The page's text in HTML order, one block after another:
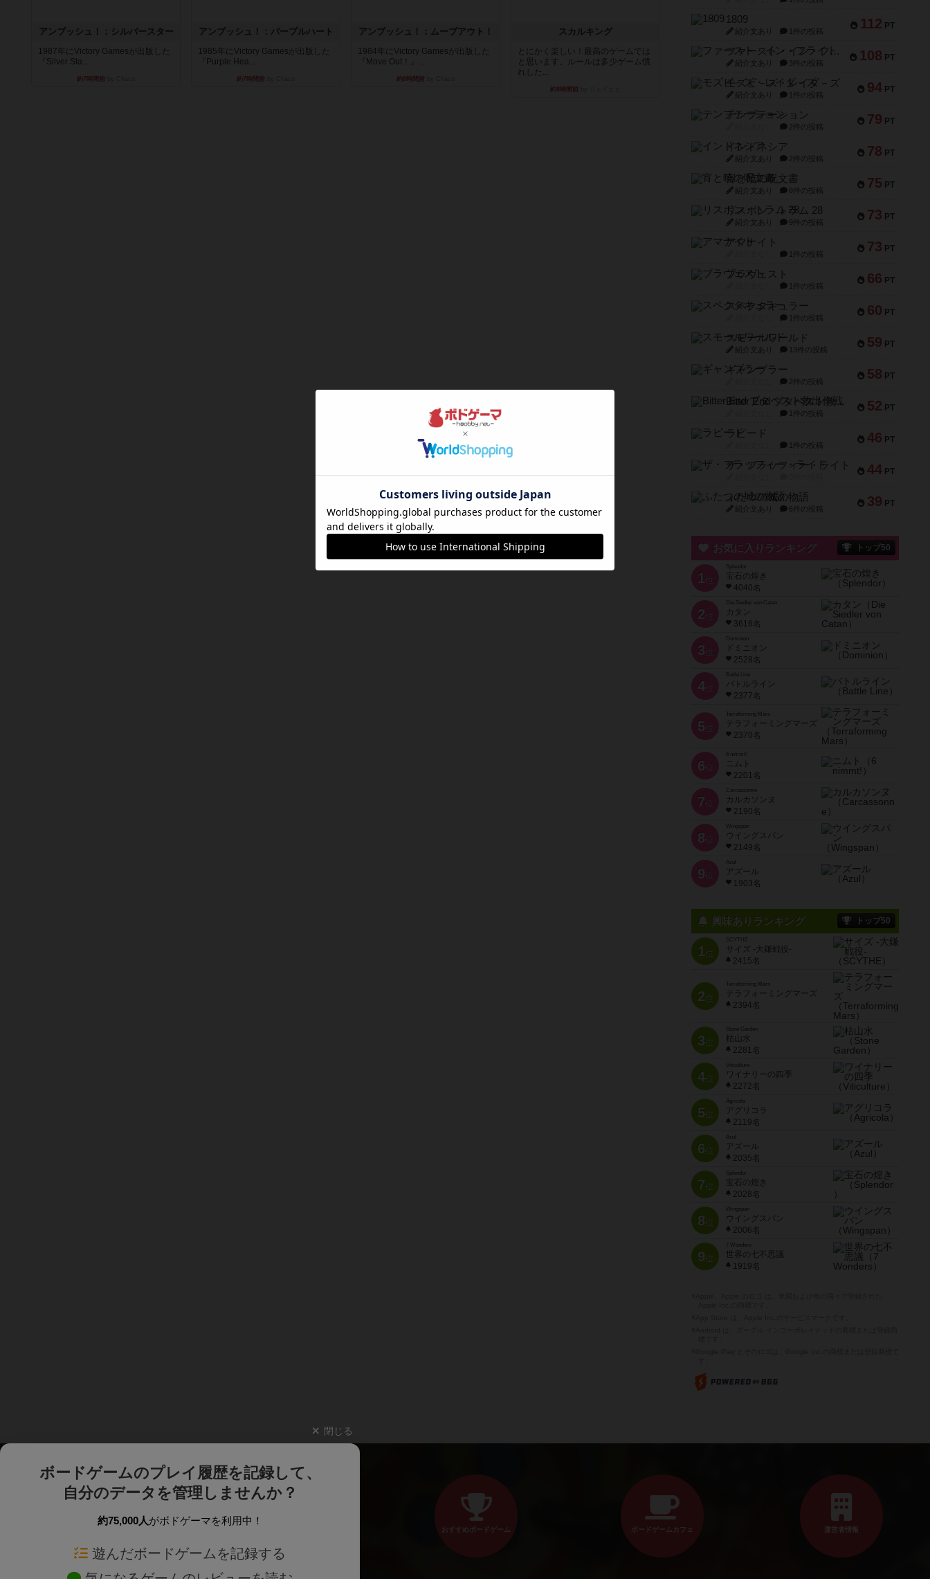
アンブッシュ！：シルバースター
1987年にVictory Gamesが出版した
『Silver Sta...
約7時間前
アンブッシュ！：パープルハート
1985年にVictory Gamesが出版した
『Purple Hea...
約7時間前
アンブッシュ！：ムーブアウト！
1984年にVictory Gamesが出版した
『Move Out！』...
約8時間前
スカルキング
とにかく楽しい！最高のゲームでは
と思います。ルールは多少ゲーム慣
れした...
約8時間前
112 PT
1809
紹介文あり 1件の投稿
108 PT
ファースト・イン・フライト
紹介文あり 3件の投稿
94 PT
モズビ－ズ・レイダ－ズ
紹介文あり 1件の投稿
79 PT
テンプテーション
2件の投稿
78 PT
インドネシア
紹介文あり 2件の投稿
75 PT
宵と暁の呪文書
紹介文あり 8件の投稿
73 PT
リスボン・トラム 28
紹介文あり 9件の投稿
73 PT
アマナイト
1件の投稿
66 PT
ブラヴェスト
1件の投稿
60 PT
スペクタキュラー
1件の投稿
59 PT
スモールワールド
紹介文あり 13件の投稿
58 PT
ギャンブラー
2件の投稿
52 PT
Bitter End ブタペスト救出作戦
1件の投稿
46 PT
ラピード
1件の投稿
44 PT
ザ・フラッフィー・ライト
39 PT
ふたつの城の物語
紹介文あり 6件の投稿
お気に入りランキング トップ50
1 位
宝石の煌き
4040名
2 位
Die Siedler von Catan
カタン
3616名
3 位
ドミニオン
2528名
4位
Battle Line
バトルライン
2377名
5 位
Terraforming Mars
テラフォーミングマーズ
2370名
6 位
ニムト
2201名
7 位
Carcassonne
カルカソンヌ
2190名
8 位
Wingspan
ウイングスパン
2149名
9 位
Azul
アズール
1903名
興味ありランキング トップ50
1位
SCYTHE
サイズ -大鎌戦役-
2415名
2位
Terraforming Mars
テラフォーミングマーズ
2394名
3位
Stone Garden
枯山水
2281名
4位
Viticulture
ワイナリーの四季
2272名
5位
Agricola
アグリコラ
2119名
6位
Azul
アズール
2035名
7位
宝石の煌き
2028名
8位
Wingspan
ウイングスパン
2006名
9位
7 Wonders
世界の七不思議
1919名
閉じる
ボードゲームのプレイ履歴を記録して、
自分のデータを管理しませんか？
約75,000人がボドゲーマを利用中！
遊んだボードゲームを記録する
おすすめボードゲーム ボードゲームカフェ 運営者情報